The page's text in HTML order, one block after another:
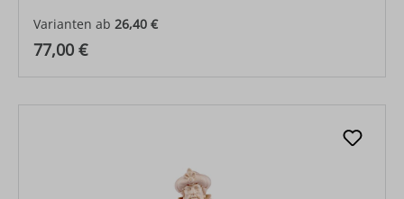
Varianten ab 26,40 €
Regulärer Preis:
77,00 €